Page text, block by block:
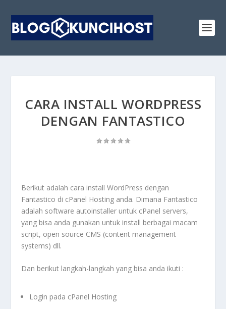
CARA INSTALL WORDPRESS
DENGAN FANTASTICO
Berikut adalah cara install WordPress dengan
Fantastico di cPanel Hosting anda. Dimana Fantastico
adalah software autoinstaller untuk cPanel servers,
yang bisa anda gunakan untuk install berbagai macam
script, open source CMS (content management
systems) dll.
Dan berikut langkah-langkah yang bisa anda ikuti :
Login pada cPanel Hosting